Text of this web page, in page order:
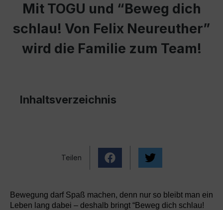
Mit TOGU und “Beweg dich
schlau! Von Felix Neureuther”
wird die Familie zum Team!
Inhaltsverzeichnis
Teilen
Bewegung darf Spaß machen, denn nur so bleibt man ein
Leben lang dabei – deshalb bringt “Beweg dich schlau!